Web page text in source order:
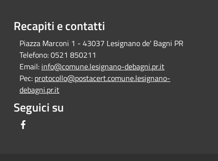
Recapiti e contatti
Piazza Marconi 1 - 43037 Lesignano de' Bagni PR
Telefono:0521 850211
Email: info@comune.lesignano-debagni.pr.it
Pec: protocollo@postacert.comune.lesignano-
debagni.pr.it
Seguici su